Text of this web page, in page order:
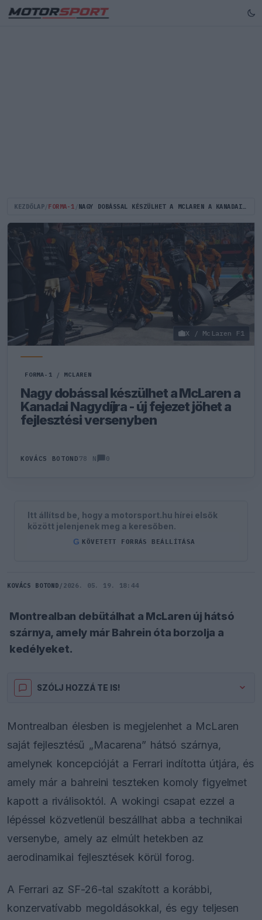
KEZDŐLAP FORMA-1 NAGY DOBÁSSAL KÉSZÜLHET A MCLAREN A KANADAI NAGYDÍJRA - ÚJ FEJEZET JÖHET A FEJLESZTÉSI VERSENYBEN
X / McLaren F1
FORMA-1 / MCLAREN
Nagy dobással készülhet a McLaren a
Kanadai Nagydíjra - új fejezet jöhet a
fejlesztési versenyben
KOVÁCS BOTOND 78 N 0
Itt állítsd be, hogy a motorsport.hu hírei elsők
között jelenjenek meg a keresőben.
G KÖVETETT FORRÁS BEÁLLÍTÁSA
KOVÁCS BOTOND / 2026. 05. 19. 18:44
Montrealban debütálhat a McLaren új hátsó
szárnya, amely már Bahrein óta borzolja a
kedélyeket.
SZÓLJ HOZZÁ TE IS!
Montrealban élesben is megjelenhet a McLaren
saját fejlesztésű „Macarena” hátsó szárnya,
amelynek koncepcióját a Ferrari indította útjára, és
amely már a bahreini teszteken komoly figyelmet
kapott a riválisoktól. A wokingi csapat ezzel a
lépéssel közvetlenül beszállhat abba a technikai
versenybe, amely az elmúlt hetekben az
aerodinamikai fejlesztések körül forog.
A Ferrari az SF-26-tal szakított a korábbi,
konzervatívabb megoldásokkal, és egy teljesen